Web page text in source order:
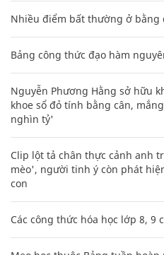
Nhiều điểm bất thường ở bằng
Bảng công thức đạo hàm
Nguyễn Phương Hằng sở hữu
khoe sổ đỏ tính bằng cân,
nghìn tỷ'
Clip lột tả chân thực cảnh anh
mèo', người tinh ý còn phát
con
Các công thức hóa học lớp 8, 9